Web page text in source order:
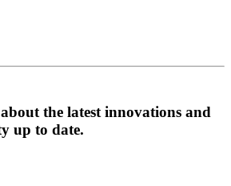
the latest innovations and
up to date.